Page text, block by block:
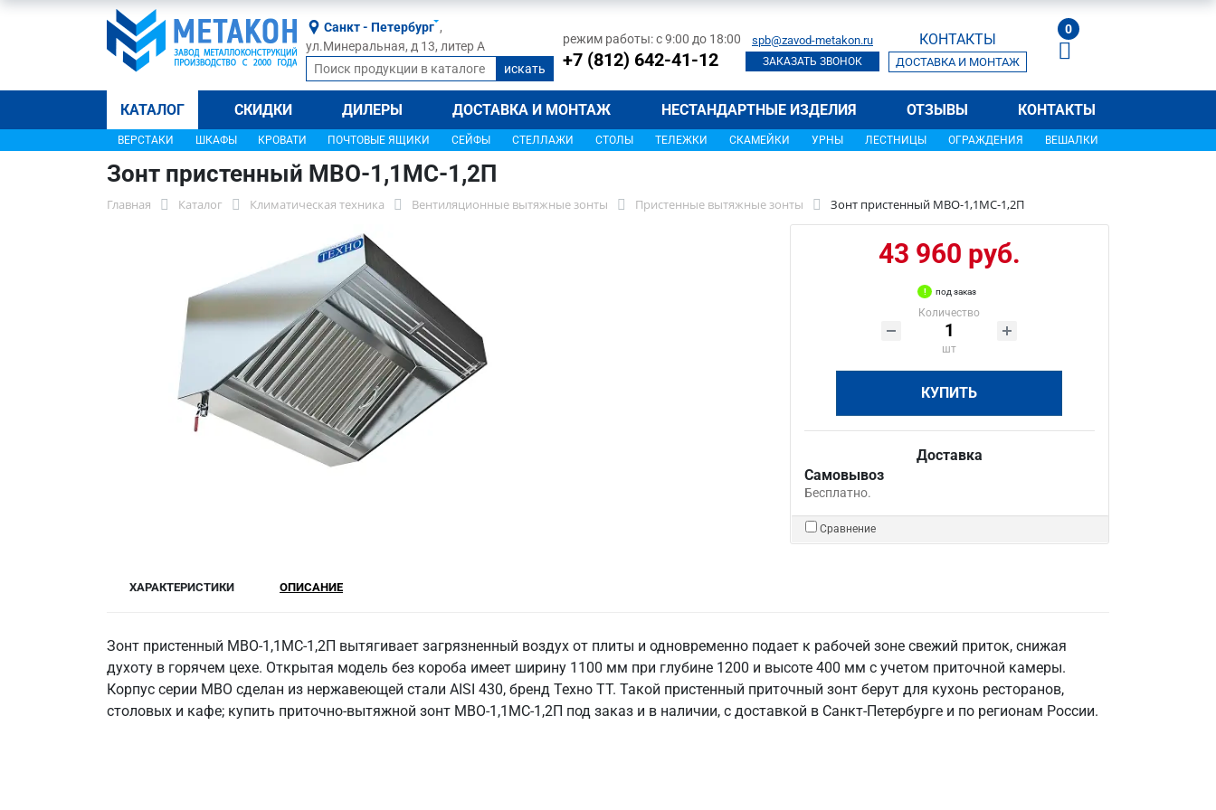
Санкт - Петербург ,
ул.Минеральная, д 13, литер А
режим работы: с 9:00 до 18:00
+7 (812) 642-41-12
spb@zavod-metakon.ru
ЗАКАЗАТЬ ЗВОНОК
КОНТАКТЫ
ДОСТАВКА И МОНТАЖ
0
КАТАЛОГ СКИДКИ ДИЛЕРЫ ДОСТАВКА И МОНТАЖ НЕСТАНДАРТНЫЕ ИЗДЕЛИЯ ОТЗЫВЫ КОНТАКТЫ
ВЕРСТАКИ ШКАФЫ КРОВАТИ ПОЧТОВЫЕ ЯЩИКИ СЕЙФЫ СТЕЛЛАЖИ СТОЛЫ ТЕЛЕЖКИ СКАМЕЙКИ УРНЫ ЛЕСТНИЦЫ ОГРАЖДЕНИЯ ВЕШАЛКИ
Зонт пристенный МВО-1,1МС-1,2П
Главная Каталог Климатическая техника Вентиляционные вытяжные зонты Пристенные вытяжные зонты Зонт пристенный МВО-1,1МС-1,2П
43 960 руб.
под заказ
Количество
шт
КУПИТЬ
Доставка
Самовывоз
Бесплатно.
Сравнение
ХАРАКТЕРИСТИКИ ОПИСАНИЕ
Зонт пристенный МВО-1,1МС-1,2П вытягивает загрязненный воздух от плиты и одновременно подает к рабочей зоне свежий приток, снижая
духоту в горячем цехе. Открытая модель без короба имеет ширину 1100 мм при глубине 1200 и высоте 400 мм с учетом приточной камеры.
Корпус серии МВО сделан из нержавеющей стали AISI 430, бренд Техно ТТ. Такой пристенный приточный зонт берут для кухонь ресторанов,
столовых и кафе; купить приточно-вытяжной зонт МВО-1,1МС-1,2П под заказ и в наличии, с доставкой в Санкт‑Петербурге и по регионам России.